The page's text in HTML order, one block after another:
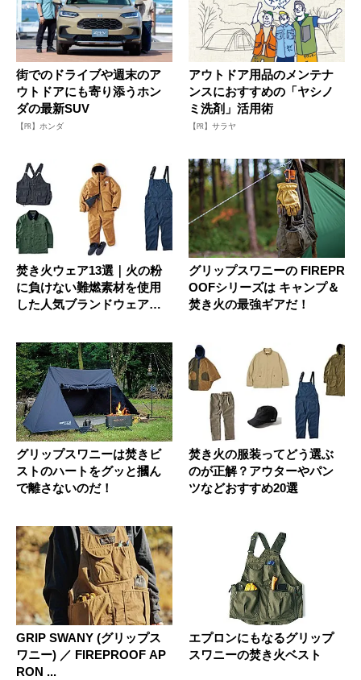
街でのドライブや週末のア
ウトドアにも寄り添うホン
ダの最新SUV
【PR】ホンダ
アウトドア用品のメンテナ
ンスにおすすめの「ヤシノ
ミ洗剤」活用術
【PR】サラヤ
焚き火ウェア13選｜火の粉
に負けない難燃素材を使用
した人気ブランドウェア特
グリップスワニーの FIREPR
OOFシリーズは キャンプ＆
焚き火の最強ギアだ！
グリップスワニーは焚きビ
ストのハートをグッと摑ん
で離さないのだ！
焚き火の服装ってどう選ぶ
のが正解？アウターやパン
ツなどおすすめ20選
GRIP SWANY (グリップス
ワニー) ／ FIREPROOF AP
RON ...
エプロンにもなるグリップ
スワニーの焚き火ベスト